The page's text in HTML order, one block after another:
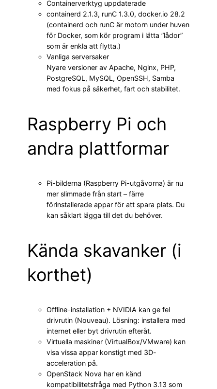
Containerverktyg uppdaterade
containerd 2.1.3, runC 1.3.0, docker.io 28.2
(containerd och runC är motorn under huven
för Docker, som kör program i lätta ”lådor”
som är enkla att flytta.)
Vanliga serversaker
Nyare versioner av Apache, Nginx, PHP,
PostgreSQL, MySQL, OpenSSH, Samba
med fokus på säkerhet, fart och stabilitet.
Raspberry Pi och
andra plattformar
Pi-bilderna (Raspberry Pi-utgåvorna) är nu
mer slimmade från start – färre
förinstallerade appar för att spara plats. Du
kan såklart lägga till det du behöver.
Kända skavanker (i
korthet)
Offline-installation + NVIDIA kan ge fel
drivrutin (Nouveau). Lösning: installera med
internet eller byt drivrutin efteråt.
Virtuella maskiner (VirtualBox/VMware) kan
visa vissa appar konstigt med 3D-
acceleration på.
OpenStack Nova har en känd
kompatibilitetsfråga med Python 3.13 som